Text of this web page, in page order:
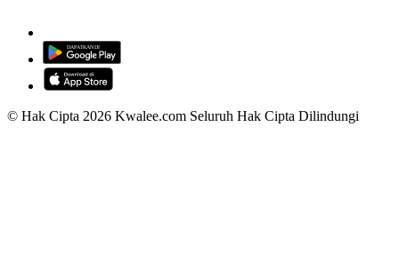
© Hak Cipta 2026 Kwalee.com Seluruh Hak Cipta Dilindungi